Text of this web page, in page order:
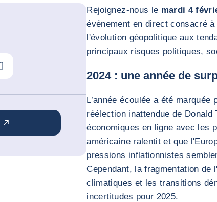
Rejoignez-nous le mardi 4
événement en direct consacré
l'évolution géopolitique aux
principaux risques politiques,
2024 : une année de
L’année écoulée a été
réélection inattendue de
économiques en ligne avec les
américaine ralentit et que
pressions inflationnistes
Cependant, la fragmentation de
climatiques et les transitions
incertitudes pour 2025.